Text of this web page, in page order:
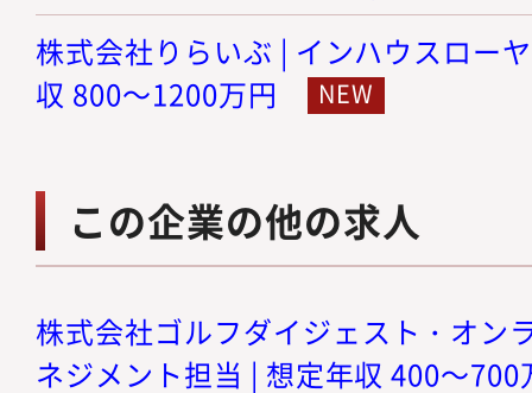
株式会社りらいぶ | インハウスロー
収 800～1200万円
この企業の他の求人
株式会社ゴルフダイジェスト・オン
ネジメント担当 | 想定年収 400～700